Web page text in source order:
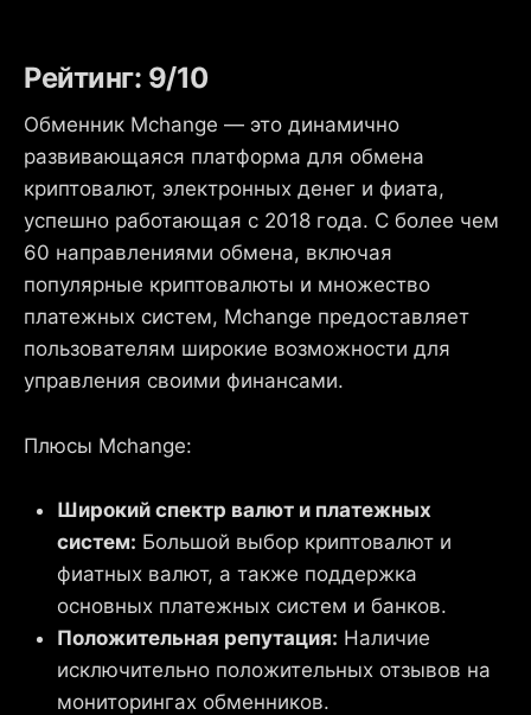
Рейтинг: 9/10
Обменник Mchange — это динамично
развивающаяся платформа для обмена
криптовалют, электронных денег и фиата,
успешно работающая с 2018 года. С более чем
60 направлениями обмена, включая
популярные криптовалюты и множество
платежных систем, Mchange предоставляет
пользователям широкие возможности для
управления своими финансами.
Плюсы Mchange:
Широкий спектр валют и платежных
систем: Большой выбор криптовалют и
фиатных валют, а также поддержка
основных платежных систем и банков.
Положительная репутация: Наличие
исключительно положительных отзывов на
мониторингах обменников.